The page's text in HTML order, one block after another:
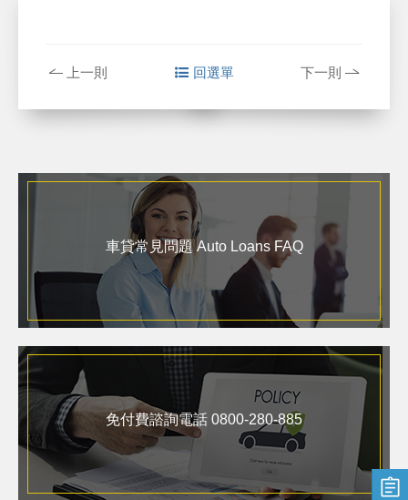
上一則 下一則
回選單
車貸常見問題 Auto Loans FAQ
免付費諮詢電話 0800-280-885